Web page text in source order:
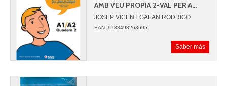
AMB VEU PROPIA 2-VAL PER A...
JOSEP VICENT GALAN RODRIGO
CELIA ESTELLES GIMENEZ
EAN: 9788498263695
Saber más